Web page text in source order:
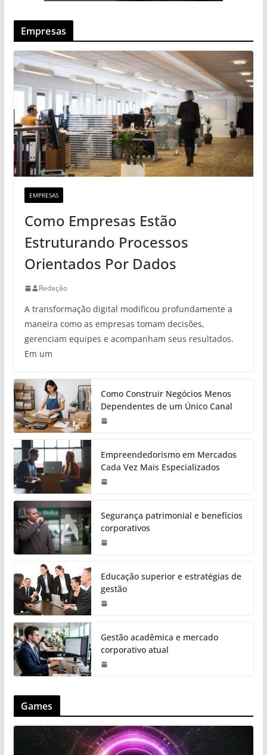
Empresas
EMPRESAS
Como Empresas Estão
Estruturando Processos
Orientados Por Dados
Redação
A transformação digital modificou profundamente a
maneira como as empresas tomam decisões,
gerenciam equipes e acompanham seus resultados.
Em um
Como Construir Negócios Menos
Dependentes de um Único Canal
Empreendedorismo em Mercados
Cada Vez Mais Especializados
Segurança patrimonial e benefícios
corporativos
Educação superior e estratégias de
gestão
Gestão acadêmica e mercado
corporativo atual
Games